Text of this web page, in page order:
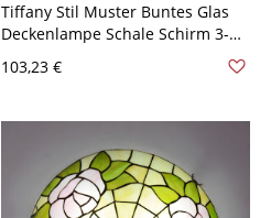
Tiffany Stil Muster Buntes Glas
Deckenlampe Schale Schirm 3-
Birne Deckenleuchte - Gelb 110V-
120V 30,48 cm
103,23 €